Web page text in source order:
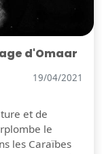
d'Omaar
19/04/2021
et de
le
les Caraïbes